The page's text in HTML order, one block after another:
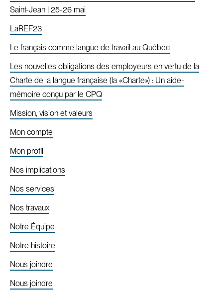
Saint-Jean | 25-26 mai
LaREF23
Le français comme langue de travail au Québec
Les nouvelles obligations des employeurs en vertu de la
Charte de la langue française (la «Charte») : Un aide-
mémoire conçu par le CPQ
Mission, vision et valeurs
Mon compte
Mon profil
Nos implications
Nos services
Nos travaux
Notre Équipe
Notre histoire
Nous joindre
Nous joindre